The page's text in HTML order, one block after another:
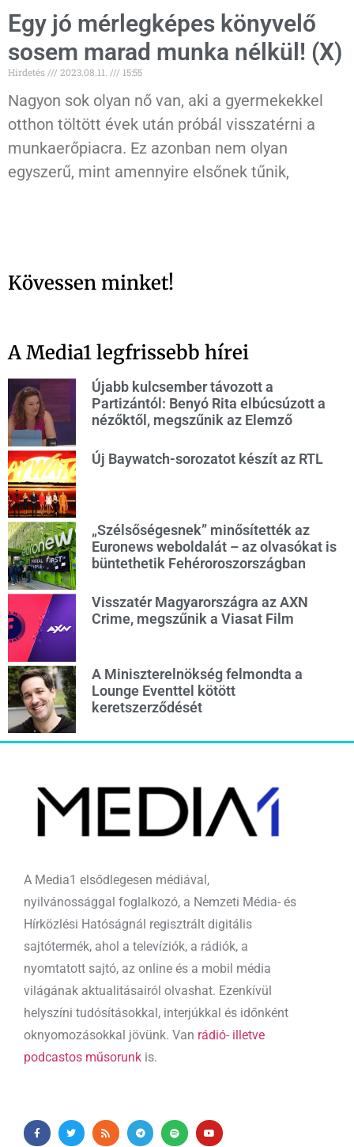
Egy jó mérlegképes könyvelő
sosem marad munka nélkül! (X)
Hirdetés 2023.08.11. 15:55
Nagyon sok olyan nő van, aki a gyermekekkel
otthon töltött évek után próbál visszatérni a
munkaerőpiacra. Ez azonban nem olyan
egyszerű, mint amennyire elsőnek tűnik,
Kövessen minket!
A Media1 legfrissebb hírei
Újabb kulcsember távozott a
Partizántól: Benyó Rita elbúcsúzott a
nézőktől, megszűnik az Elemző
Új Baywatch-sorozatot készít az RTL
„Szélsőségesnek” minősítették az
Euronews weboldalát – az olvasókat is
büntethetik Fehéroroszországban
Visszatér Magyarországra az AXN
Crime, megszűnik a Viasat Film
A Miniszterelnökség felmondta a
Lounge Eventtel kötött
keretszerződését
A Media1 elsődlegesen médiával,
nyilvánossággal foglalkozó, a Nemzeti Média- és
Hírközlési Hatóságnál regisztrált digitális
sajtótermék, ahol a televíziók, a rádiók, a
nyomtatott sajtó, az online és a mobil média
világának aktualitásairól olvashat. Ezenkívül
helyszíni tudósításokkal, interjúkkal és időnként
oknyomozásokkal jövünk. Van rádió- illetve
podcastos műsorunk is.